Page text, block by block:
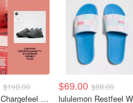
$198.00
lululemon Chargefeel 3 男士训练鞋
$69.00 $88.00